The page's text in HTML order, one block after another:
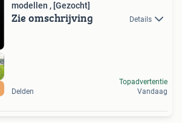
modellen , [Gezocht]
Zie omschrijving Details
Delden
Topadvertentie
Vandaag